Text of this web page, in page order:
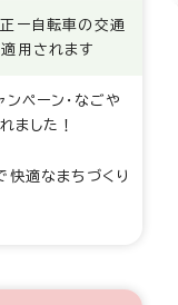
ー自転車の交通
用されます
ンペーン・なごや
ました！
快適なまちづくり